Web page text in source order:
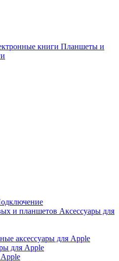
Планшеты и
Аксессуары для
аксессуары для Apple
для Apple